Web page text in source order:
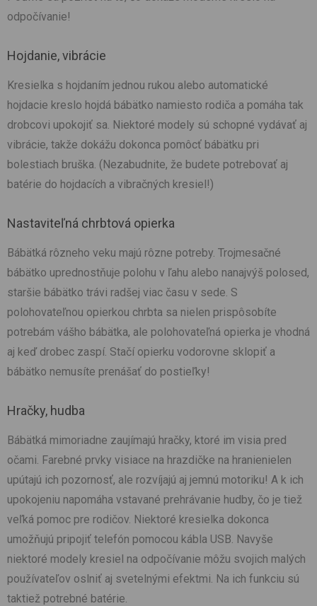
odpočívanie!
Hojdanie, vibrácie
Kresielka s hojdaním jednou rukou alebo automatické
hojdacie kreslo hojdá bábätko namiesto rodiča a pomáha tak
drobcovi upokojiť sa. Niektoré modely sú schopné vydávať aj
vibrácie, takže dokážu dokonca pomôcť bábätku pri
bolestiach bruška. (Nezabudnite, že budete potrebovať aj
batérie do hojdacích a vibračných kresiel!)
Nastaviteľná chrbtová opierka
Bábätká rôzneho veku majú rôzne potreby. Trojmesačné
bábätko uprednostňuje polohu v ľahu alebo nanajvýš polosed,
staršie bábätko trávi radšej viac času v sede. S
polohovateľnou opierkou chrbta sa nielen prispôsobíte
potrebám vášho bábätka, ale polohovateľná opierka je vhodná
aj keď drobec zaspí. Stačí opierku vodorovne sklopiť a
bábätko nemusíte prenášať do postieľky!
Hračky, hudba
Bábätká mimoriadne zaujímajú hračky, ktoré im visia pred
očami. Farebné prvky visiace na hrazdičke na hranienielen
upútajú ich pozornosť, ale rozvíjajú aj jemnú motoriku! A k ich
upokojeniu napomáha vstavané prehrávanie hudby, čo je tiež
veľká pomoc pre rodičov. Niektoré kresielka dokonca
umožňujú pripojiť telefón pomocou kábla USB. Navyše
niektoré modely kresiel na odpočívanie môžu svojich malých
používateľov oslniť aj svetelnými efektmi. Na ich funkciu sú
taktiež potrebné batérie.